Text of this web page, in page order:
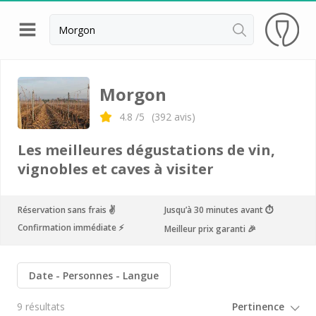
Retour
Château de Corcelles
Château de Montmelas
Hameau Duboeuf
Tous les cours d'oenologie
Visite cave & dégustation vin Beaujolais
Morgon
4.8 /5 (392 avis)
Les meilleures dégustations de vin,
vignobles et caves à visiter
Réservation sans frais ✌️
Jusqu’à 30 minutes avant ⏱
Confirmation immédiate ⚡️
Meilleur prix garanti 🎉
Date Personnes Langue
9 résultats